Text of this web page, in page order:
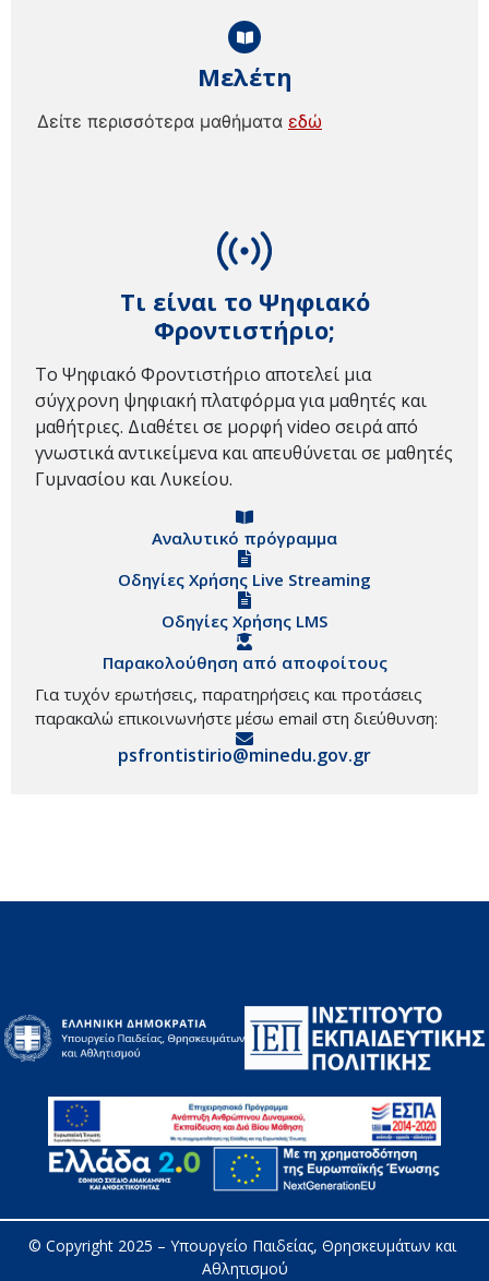
Τι είναι το Ψηφιακό
Φροντιστήριο;
Το Ψηφιακό Φροντιστήριο αποτελεί μια
σύγχρονη ψηφιακή πλατφόρμα για μαθητές και
μαθήτριες. Διαθέτει σε μορφή video σειρά από
γνωστικά αντικείμενα και απευθύνεται σε μαθητές
Γυμνασίου και Λυκείου.
Αναλυτικό πρόγραμμα
Οδηγίες Χρήσης Live Streaming
Οδηγίες Χρήσης LMS
Παρακολούθηση από αποφοίτους
Για τυχόν ερωτήσεις, παρατηρήσεις και προτάσεις
παρακαλώ επικοινωνήστε μέσω email στη διεύθυνση:
psfrontistirio@minedu.gov.gr
Μελέτη
Δείτε περισσότερα μαθήματα εδώ
© Copyright 2025 – Υπουργείο Παιδείας, Θρησκευμάτων και
Αθλητισμού